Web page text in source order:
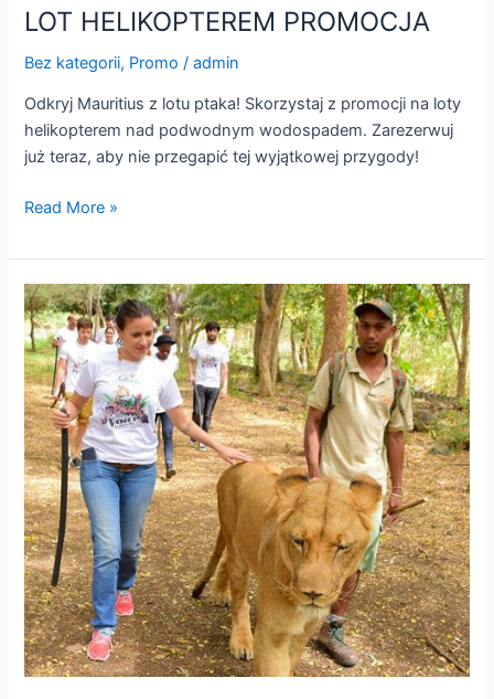
LOT HELIKOPTEREM PROMOCJA
Bez kategorii, Promo /admin
Odkryj Mauritius z lotu ptaka! Skorzystaj z promocji na loty
helikopterem nad podwodnym wodospadem. Zarezerwuj
już teraz, aby nie przegapić tej wyjątkowej przygody!
LOT
PROMOCJA
Read More »
SPACER
Z
LWEM